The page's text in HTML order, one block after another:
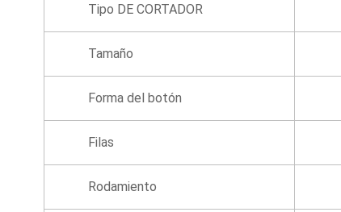
Tipo DE CORTADOR
Tamaño
Forma del botón
Filas
Rodamiento